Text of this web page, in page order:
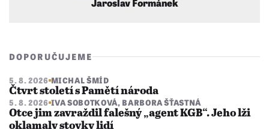
DOPORUČUJEME
5. 8. 2026 MICHAL ŠMÍD
Čtvrt století s Pamětí národa
5. 8. 2026 IVA SOBOTKOVÁ, BARBORA ŠŤASTNÁ
Otce jim zavraždil falešný „agent KGB“. Jeho lži
oklamaly stovky lidí